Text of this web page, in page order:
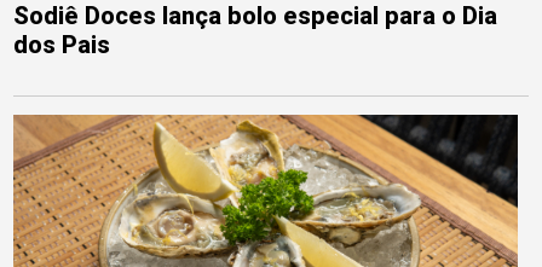
Sodiê Doces lança bolo especial para o Dia
dos Pais